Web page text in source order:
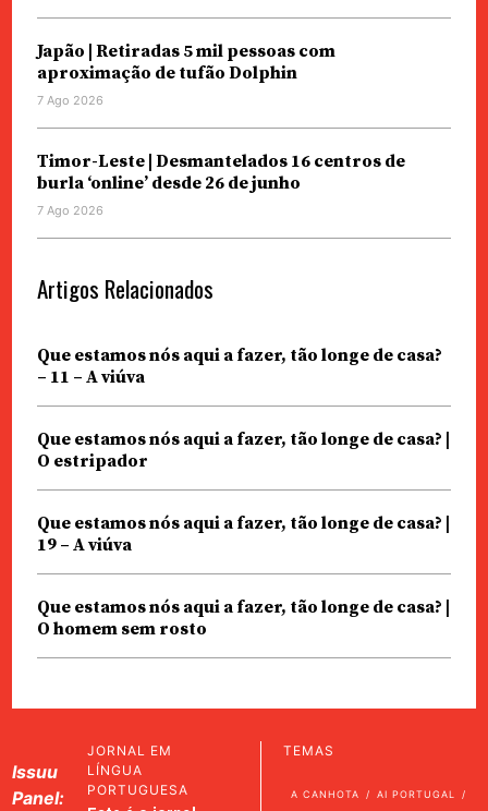
Japão | Retiradas 5 mil pessoas com
aproximação de tufão Dolphin
7 Ago 2026
Timor-Leste | Desmantelados 16 centros de
burla ‘online’ desde 26 de junho
7 Ago 2026
Artigos Relacionados
Que estamos nós aqui a fazer, tão longe de casa?
– 11 – A viúva
Que estamos nós aqui a fazer, tão longe de casa? |
O estripador
Que estamos nós aqui a fazer, tão longe de casa? |
19 – A viúva
Que estamos nós aqui a fazer, tão longe de casa? |
O homem sem rosto
Issuu
Panel:
JORNAL EM
LÍNGUA
PORTUGUESA
TEMAS
A CANHOTA AI PORTUGAL